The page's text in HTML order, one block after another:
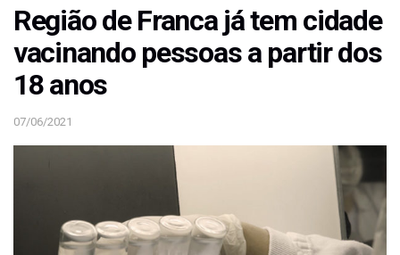
Região de Franca já tem cidade
vacinando pessoas a partir dos
18 anos
07/06/2021